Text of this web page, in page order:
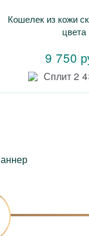
Кошелек из кожи
цвета
9 750
Сплит 2